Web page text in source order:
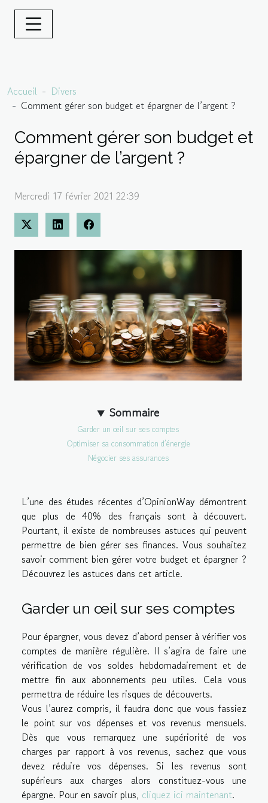
Accueil
Divers
Comment gérer son budget et épargner de l’argent ?
Comment gérer son budget et
épargner de l’argent ?
Mercredi 17 février 2021 22:39
Sommaire
Garder un œil sur ses comptes
Optimiser sa consommation d’énergie
Négocier ses assurances
L’une des études récentes d’OpinionWay démontrent
que plus de 40% des français sont à découvert.
Pourtant, il existe de nombreuses astuces qui peuvent
permettre de bien gérer ses finances. Vous souhaitez
savoir comment bien gérer votre budget et épargner ?
Découvrez les astuces dans cet article.
Garder un œil sur ses comptes
Pour épargner, vous devez d’abord penser à vérifier vos
comptes de manière régulière. Il s’agira de faire une
vérification de vos soldes hebdomadairement et de
mettre fin aux abonnements peu utiles. Cela vous
permettra de réduire les risques de découverts.
Vous l’aurez compris, il faudra donc que vous fassiez
le point sur vos dépenses et vos revenus mensuels.
Dès que vous remarquez une supériorité de vos
charges par rapport à vos revenus, sachez que vous
devez réduire vos dépenses. Si les revenus sont
supérieurs aux charges alors constituez-vous une
épargne. Pour en savoir plus, cliquez ici maintenant.